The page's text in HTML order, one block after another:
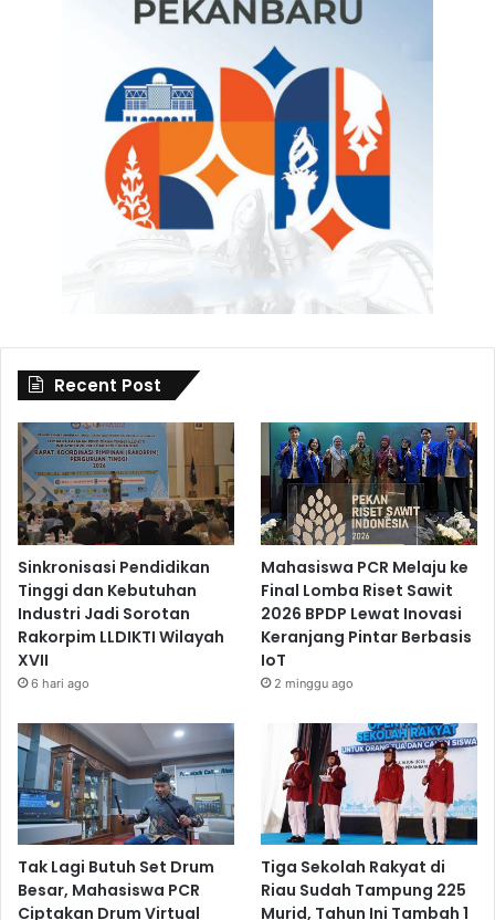
Recent Post
Sinkronisasi Pendidikan
Tinggi dan Kebutuhan
Industri Jadi Sorotan
Rakorpim LLDIKTI Wilayah
XVII
6 hari ago
Mahasiswa PCR Melaju ke
Final Lomba Riset Sawit
2026 BPDP Lewat Inovasi
Keranjang Pintar Berbasis
IoT
2 minggu ago
Tak Lagi Butuh Set Drum
Besar, Mahasiswa PCR
Ciptakan Drum Virtual
Tiga Sekolah Rakyat di
Riau Sudah Tampung 225
Murid, Tahun Ini Tambah 1